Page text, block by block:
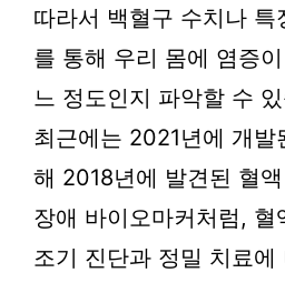
따라서 백혈구 수치나 특
를 통해 우리 몸에 염증
느 정도인지 파악할 수
최근에는 2021년에 개발
해 2018년에 발견된 혈
장애 바이오마커처럼, 혈
조기 진단과 정밀 치료에